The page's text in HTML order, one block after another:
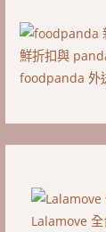
foodpanda 外
Lalamove